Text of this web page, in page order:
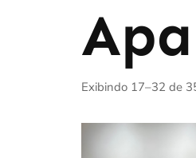
Exibindo 17–32 de